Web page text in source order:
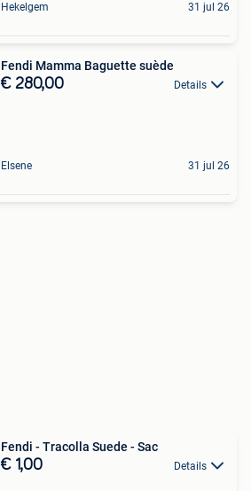
Hekelgem 31 jul 26
Fendi Mamma Baguette suède
€ 280,00 Details
Elsene 31 jul 26
Fendi - Tracolla Suede - Sac
€ 1,00 Details